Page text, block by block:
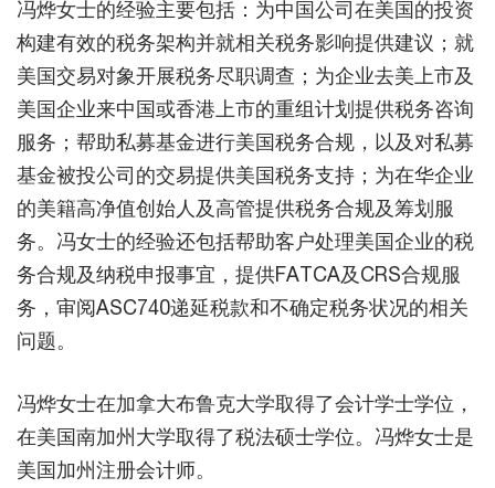
冯烨女士的经验主要包括：为中国公司在美国的投资
构建有效的税务架构并就相关税务影响提供建议；就
美国交易对象开展税务尽职调查；为企业去美上市及
美国企业来中国或香港上市的重组计划提供税务咨询
服务；帮助私募基金进行美国税务合规，以及对私募
基金被投公司的交易提供美国税务支持；为在华企业
的美籍高净值创始人及高管提供税务合规及筹划服
务。冯女士的经验还包括帮助客户处理美国企业的税
务合规及纳税申报事宜，提供FATCA及CRS合规服
务，审阅ASC740递延税款和不确定税务状况的相关
问题。
冯烨女士在加拿大布鲁克大学取得了会计学士学位，
在美国南加州大学取得了税法硕士学位。冯烨女士是
美国加州注册会计师。